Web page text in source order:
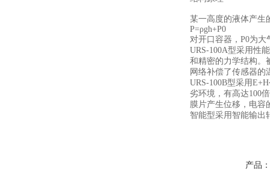
某一高度的液体产生
P=ρgh+P0
对开口容器，P0为
URS-100A型采用性
和精密的力学结构。
网络补偿了传感器的
URS-100B型采用
劣环境，有高达100
膜片产生位移，电容
智能型采用智能输出
产品：